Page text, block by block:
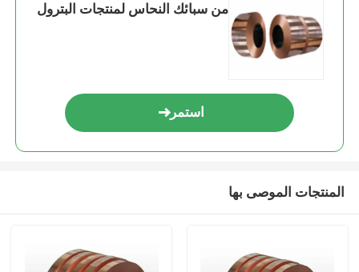
من سبائك النحاس لمنتجات البترول
استمر
المنتجات الموصى بها